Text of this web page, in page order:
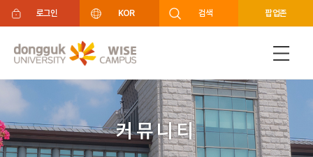
주메뉴 바로가기
푸터 바로가기
로그인 KOR 검색 팝업존
커뮤니티